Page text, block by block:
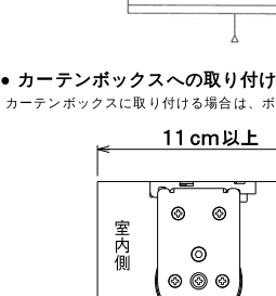
● カーテンボックスへの取り付
カーテンボックスに取り付ける場合は、